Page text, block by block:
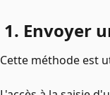
1. Envoyer
Cette méthode est